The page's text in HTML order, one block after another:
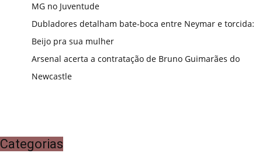
MG no Juventude
Dubladores detalham bate-boca entre Neymar e torcida:
Beijo pra sua mulher
Arsenal acerta a contratação de Bruno Guimarães do
Newcastle
Categorias